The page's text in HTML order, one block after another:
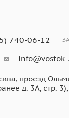
740-06-12
info@vostok-
проезд
д. 3А, стр.